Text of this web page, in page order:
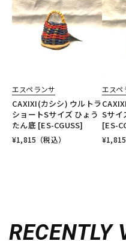
エスペランサ
CAXIXI(カシシ) ウルトラ
ショートSサイズ ひょう
たん底 [ES-CGUSS]
¥1,815 （税込）
エスペ
Sサイ
[ES-
¥1,815
RECENTLY